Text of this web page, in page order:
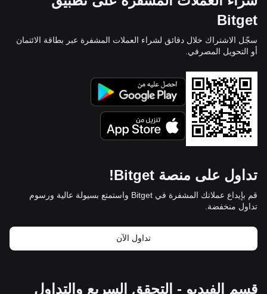
Bitget
سجّل الاشتراك خلال دقائق لشراء العملات المشفرة عبر بطاقة الائتمان
أو التحويل المصرفي.
تداول على منصة Bitget!
قم بإيداع عملاتك المشفرة في Bitget واستمتع بسيولة عالية ورسوم
تداول منخفضة.
تداول الآن
قسم الفيديو - التحقق السريع والتداول